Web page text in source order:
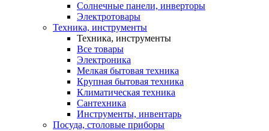
Солнечные панели, инверторы
Электротовары
Техника, инструменты
Техника, инструменты
Все товары
Электроника
Мелкая бытовая техника
Крупная бытовая техника
Климатическая техника
Сантехника
Инструменты, инвентарь
Посуда, столовые приборы